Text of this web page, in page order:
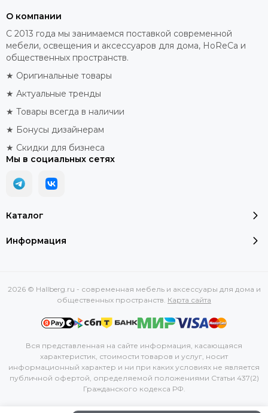
Каталог
Информация
О компании
С 2013 года мы занимаемся поставкой современной
мебели, освещения и аксессуаров для дома, HoReCa и
общественных пространств.
★ Оригинальные товары
★ Актуальные тренды
★ Товары всегда в наличии
★ Бонусы дизайнерам
★ Скидки для бизнеса
Мы в социальных сетях
2026 © Hallberg.ru - современная мебель и аксессуары для дома и
общественных пространств. Карта сайта
Вся представленная на сайте информация, касающаяся
характеристик, стоимости товаров и услуг, носит
информационный характер и ни при каких условиях не является
публичной офертой, определяемой положениями Статьи 437(2)
Гражданского кодекса РФ.